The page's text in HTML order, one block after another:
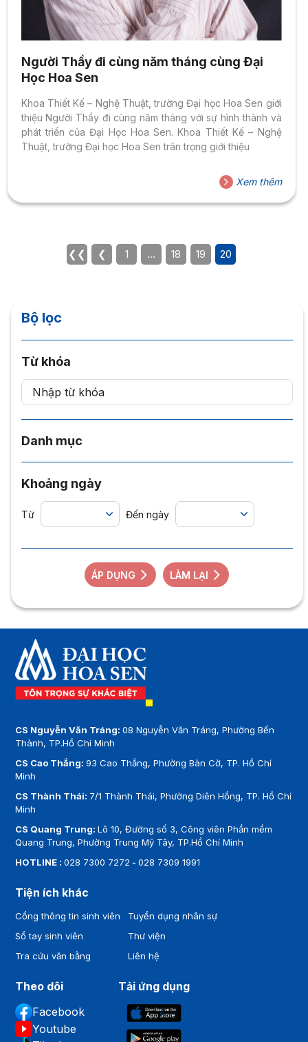
Người Thầy đi cùng năm tháng cùng Đại
Học Hoa Sen
Khoa Thiết Kế – Nghệ Thuật, trường Đại học Hoa Sen giới
thiệu Người Thầy đi cùng năm tháng với sự hình thành và
phát triển của Đại Học Hoa Sen. Khoa Thiết Kế – Nghệ
Thuật, trường Đại học Hoa Sen trân trọng giới thiệu
Xem thêm
❮❮ ❮ 1 … 18 19 20
Bộ lọc
Từ khóa
Danh mục
Khoảng ngày
Từ Đến ngày
ÁP DỤNG LÀM LẠI
CS Nguyễn Văn Tráng:08 Nguyễn Văn Tráng, Phường Bến
Thành, TP.Hồ Chí Minh
CS Cao Thắng:93 Cao Thắng, Phường Bàn Cờ, TP. Hồ Chí
Minh
CS Thành Thái: 7/1 Thành Thái, Phường Diên Hồng, TP. Hồ Chí
Minh
CS Quang Trung:Lô 10, Đường số 3, Công viên Phần mềm
Quang Trung, Phường Trung Mỹ Tây, TP.Hồ Chí Minh
HOTLINE :028 7300 7272 -028 7309 1991
Tiện ích khác
Cổng thông tin sinh viên
Sổ tay sinh viên
Tra cứu văn bằng
Tuyển dụng nhân sự
Thư viện
Liên hệ
Theo dõi
Facebook
Youtube
Tải ứng dụng